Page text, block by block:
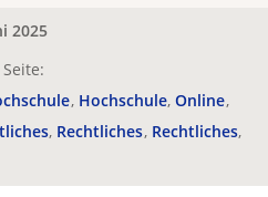
2025
Hochschule Online
Rechtliches Rechtliches